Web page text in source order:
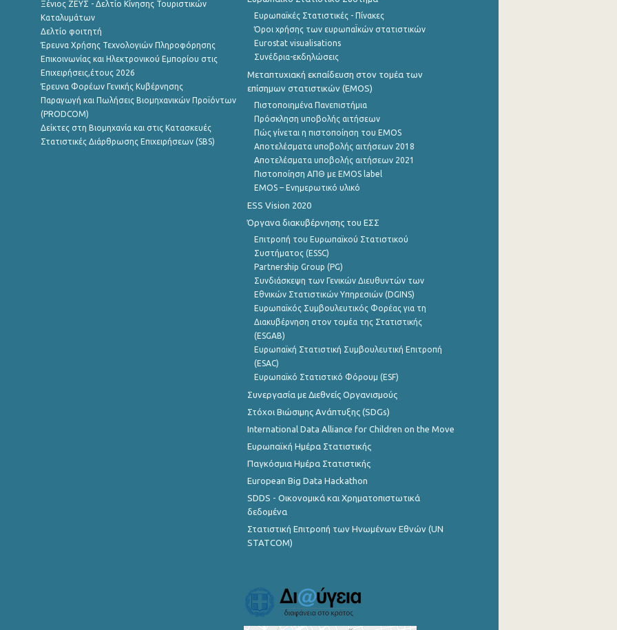
Ξένιος ΖΕΥΣ - Δελτίο Κίνησης Τουριστικών
Καταλυμάτων
Δελτίο φοιτητή
Έρευνα Χρήσης Τεχνολογιών Πληροφόρησης
Επικοινωνίας και Ηλεκτρονικού Εμπορίου στις
Επιχειρήσεις,έτους 2026
Έρευνα Φορέων Γενικής Κυβέρνησης
Παραγωγή και Πωλήσεις Βιομηχανικών Προϊόντων
(PRODCOM)
Δείκτες στη Βιομηχανία και στις Κατασκευές
Στατιστικές Διάρθρωσης Επιχειρήσεων (SBS)
Ευρωπαϊκές Στατιστικές - Πίνακες
Όροι χρήσης των ευρωπαΪκών στατιστικών
Eurostat visualisations
Συνέδρια-εκδηλώσεις
Μεταπτυχιακή εκπαίδευση στον τομέα των
επίσημων στατιστικών (EMOS)
Πιστοποιημένα Πανεπιστήμια
Πρόσκληση υποβολής αιτήσεων
Πώς γίνεται η πιστοποίηση του EMOS
Αποτελέσματα υποβολής αιτήσεων 2018
Αποτελέσματα υποβολής αιτήσεων 2021
Πιστοποίηση ΑΠΘ με EMOS label
EMOS – Ενημερωτικό υλικό
ESS Vision 2020
Όργανα διακυβέρνησης του ΕΣΣ
Επιτροπή του Ευρωπαϊκού Στατιστικού
Συστήματος (ESSC)
Partnership Group (PG)
Συνδιάσκεψη των Γενικών Διευθυντών των
Εθνικών Στατιστικών Υπηρεσιών (DGINS)
Ευρωπαϊκός Συμβουλευτικός Φορέας για τη
Διακυβέρνηση στον τομέα της Στατιστικής
(ESGAB)
Ευρωπαϊκή Στατιστική Συμβουλευτική Επιτροπή
(ESAC)
Ευρωπαϊκό Στατιστικό Φόρουμ (ESF)
Συνεργασία με Διεθνείς Οργανισμούς
Στόχοι Βιώσιμης Ανάπτυξης (SDGs)
International Data Alliance for Children on the Move
Ευρωπαϊκή Ημέρα Στατιστικής
Παγκόσμια Ημέρα Στατιστικής
European Big Data Hackathon
SDDS - Οικονομικά και Χρηματοπιστωτικά
δεδομένα
Στατιστική Επιτροπή των Ηνωμένων Εθνών (UN
STATCOM)